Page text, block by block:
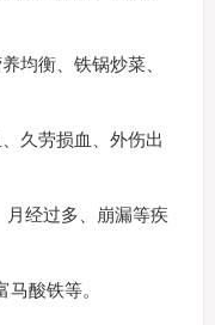
均衡、铁锅炒菜、
久劳损血、外伤出
月经过多、崩漏等疾
酸铁等。